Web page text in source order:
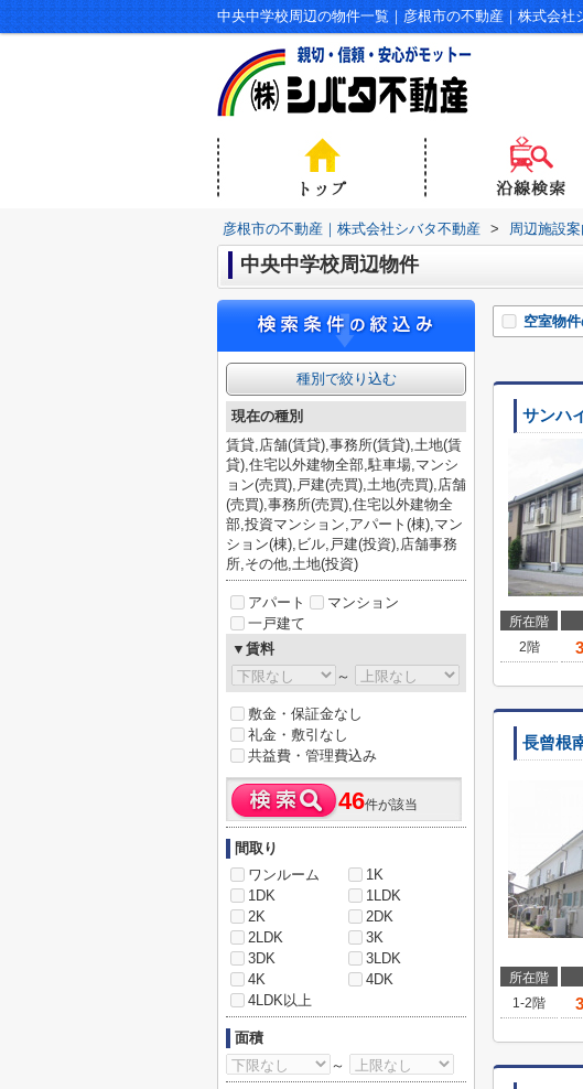
中央中学校周辺の物件一覧｜彦根市の不動産｜株式会社
彦根市の不動産｜株式会社シバタ不動産 > 周辺施設案
中央中学校周辺物件
空室物
サンハ
所在階
2階
長曾根
所在階
1-2階
種別で絞り込む
現在の種別
賃貸,店舗(賃貸),事務所(賃貸),土地(賃
貸),住宅以外建物全部,駐車場,マンシ
ョン(売買),戸建(売買),土地(売買),店舗
(売買),事務所(売買),住宅以外建物全
部,投資マンション,アパート(棟),マン
ション(棟),ビル,戸建(投資),店舗事務
所,その他,土地(投資)
アパート
マンション
一戸建て
▼賃料
～
敷金・保証金なし
礼金・敷引なし
共益費・管理費込み
46件が該当
間取り
ワンルーム
1K
1DK
1LDK
2K
2DK
2LDK
3K
3DK
3LDK
4K
4DK
4LDK以上
面積
～